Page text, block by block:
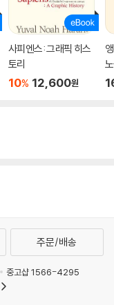
사피엔스: 그래픽 히스
토리
10% 12,600원
주문/배송
중고샵 1566-4295